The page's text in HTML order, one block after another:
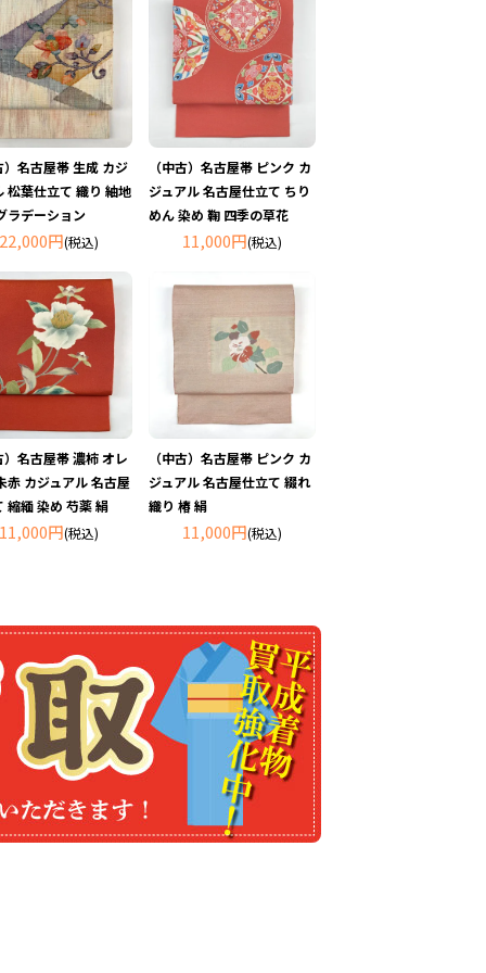
）名古屋帯 生成 カジ
松葉仕立て 織り 紬地
ラデーション
22,000円(税込)
（中古）名古屋帯 ピンク カ
ジュアル 名古屋仕立て ちり
めん 染め 鞠 四季の草花
11,000円(税込)
）名古屋帯 濃柿 オレ
赤 カジュアル 名古屋
縮緬 染め 芍薬 絹
11,000円(税込)
（中古）名古屋帯 ピンク カ
ジュアル 名古屋仕立て 綴れ
織り 椿 絹
11,000円(税込)